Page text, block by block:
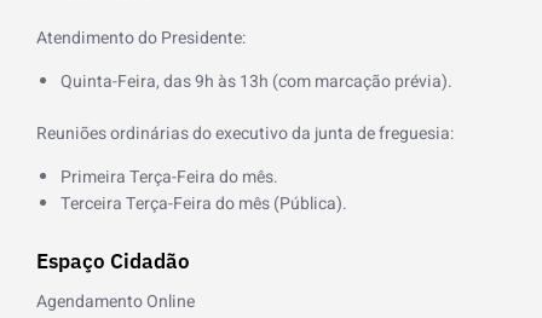
Atendimento do Presidente:
Quinta-Feira, das 9h às 13h (com marcação prévia).
Reuniões ordinárias do executivo da junta de freguesia:
Primeira Terça-Feira do mês.
Terceira Terça-Feira do mês (Pública).
Espaço Cidadão
Agendamento Online